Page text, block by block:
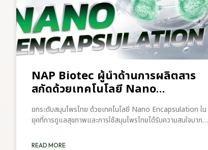
NAP Biotec ผู้นำด้านการผลิตสาร
สกัดด้วยเทคโนโลยี Nano
Encapsulation
ยกระดับสมุนไพรไทย ด้วยเทคโนโลยี Nano Encapsulation ใน
ยุคที่การดูแลสุขภาพและการใช้สมุนไพรไทยได้รับความสนใจมากขึ้น
ไทย ด้วยการนำเทคโนโลยี Nano Encapsulation
READ MORE